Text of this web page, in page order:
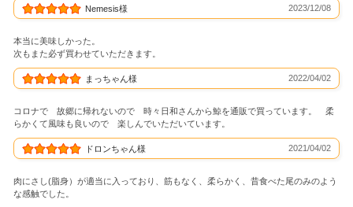
Nemesis様 2023/12/08
本当に美味しかった。
次もまた必ず買わせていただきます。
まっちゃん様 2022/04/02
コロナで 故郷に帰れないので 時々日和さんから鯨を通販で買っています。 柔
らかくて風味も良いので 楽しんでいただいています。
ドロンちゃん様 2021/04/02
肉にさし(脂身）が適当に入っており、筋もなく、柔らかく、昔食べた尾のみのよう
な感触でした。